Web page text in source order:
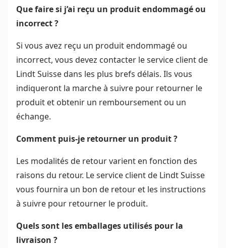
Que faire si j’ai reçu un produit endommagé ou
incorrect ?
Si vous avez reçu un produit endommagé ou
incorrect, vous devez contacter le service client de
Lindt Suisse dans les plus brefs délais. Ils vous
indiqueront la marche à suivre pour retourner le
produit et obtenir un remboursement ou un
échange.
Comment puis-je retourner un produit ?
Les modalités de retour varient en fonction des
raisons du retour. Le service client de Lindt Suisse
vous fournira un bon de retour et les instructions
à suivre pour retourner le produit.
Quels sont les emballages utilisés pour la
livraison ?